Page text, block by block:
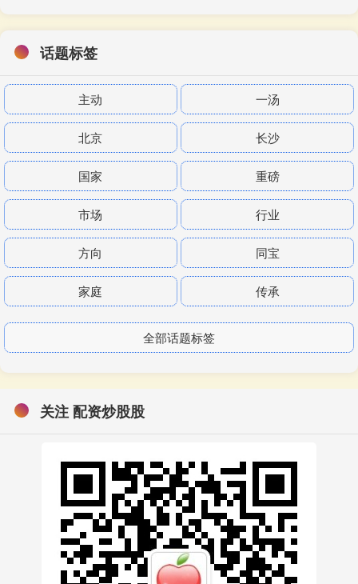
话题标签
主动 一汤
北京 长沙
国家 重磅
市场 行业
方向 同宝
家庭 传承
全部话题标签
关注 配资炒股股